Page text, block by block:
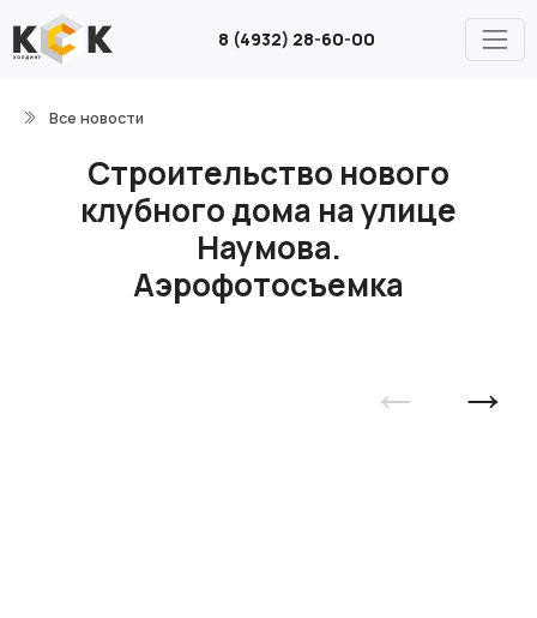
8 (4932) 28-60-00
Все новости
Строительство нового
клубного дома на улице
Наумова.
Аэрофотосъемка
← →